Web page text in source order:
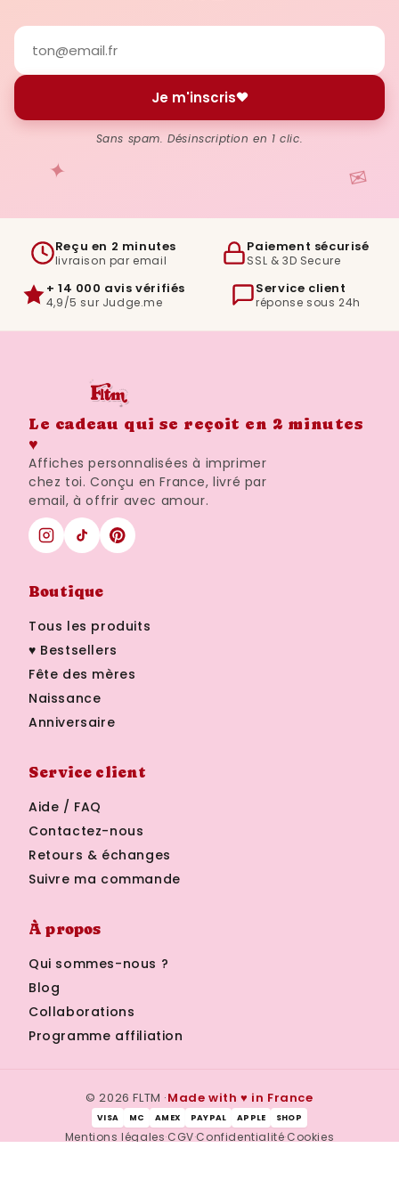
✦ ✉
Je m'inscris
Sans spam. Désinscription en 1 clic.
Reçu en 2 minutes
livraison par email
Paiement sécurisé
SSL & 3D Secure
+ 14 000 avis vérifiés
4,9/5 sur Judge.me
Service client
réponse sous 24h
Le cadeau qui se reçoit en 2 minutes
♥
Affiches personnalisées à imprimer
chez toi. Conçu en France, livré par
email, à offrir avec amour.
Boutique
Tous les produits
♥ Bestsellers
Fête des mères
Naissance
Anniversaire
Service client
Aide / FAQ
Contactez-nous
Retours & échanges
Suivre ma commande
À propos
Qui sommes-nous ?
Blog
Collaborations
Programme affiliation
© 2026 FLTM ·Made with ♥ in France
VISA MC AMEX PAYPAL APPLE SHOP
Mentions légales·CGV·Confidentialité·Cookies